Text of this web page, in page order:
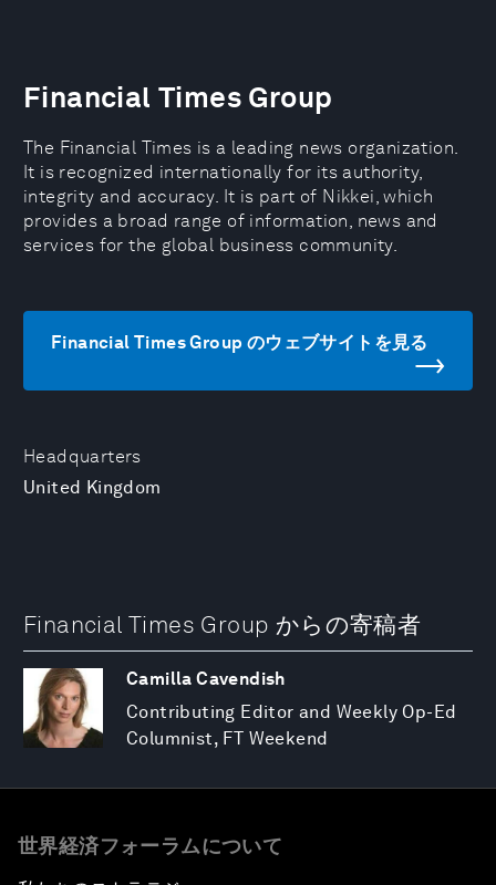
Headquarters
United Kingdom
Financial Times Group
The Financial Times is a leading news organization.
It is recognized internationally for its authority,
integrity and accuracy. It is part of Nikkei, which
provides a broad range of information, news and
services for the global business community.
Financial Times Group のウェブサイトを見る
Financial Times Group からの寄稿者
Camilla Cavendish
Contributing Editor and Weekly Op-Ed
Columnist, FT Weekend
世界経済フォーラムについて